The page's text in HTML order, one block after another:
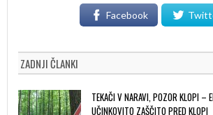
Facebook
ZADNJI ČLANKI
TEKAČI V NARAVI, POZOR KLOPI –
UČINKOVITO ZAŠČITO PRED KLOPI